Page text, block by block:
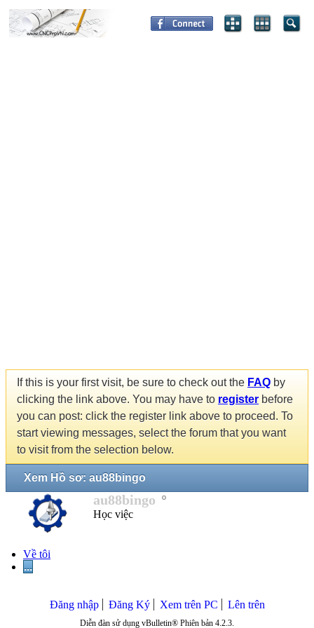
If this is your first visit, be sure to check out the FAQ by
clicking the link above. You may have to register before
you can post: click the register link above to proceed. To
start viewing messages, select the forum that you want
to visit from the selection below.
Xem Hồ sơ: au88bingo
au88bingo
Học việc
Về tôi
...
Đăng nhập Đăng Ký Xem trên PC Lên trên
Diễn đàn sử dụng vBulletin® Phiên bản 4.2.3.